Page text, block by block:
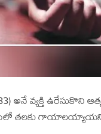
వ్యక్తి ఉరేసుకొని
తలకు